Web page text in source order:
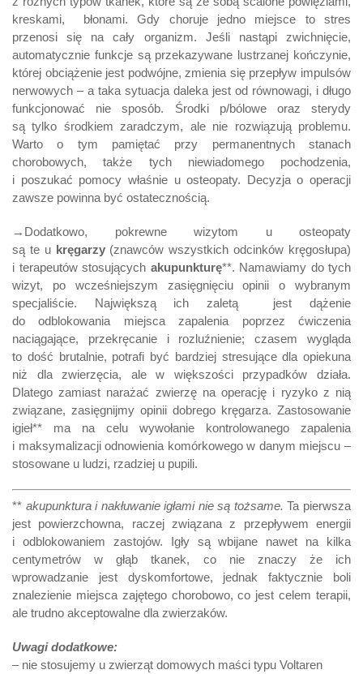
kreskami, błonami. Gdy choruje jedno miejsce to stres
przenosi się na cały organizm. Jeśli nastąpi zwichnięcie,
automatycznie funkcje są przekazywane lustrzanej kończynie,
której obciążenie jest podwójne, zmienia się przepływ impulsów
nerwowych – a taka sytuacja daleka jest od równowagi, i długo
funkcjonować nie sposób. Środki p/bólowe oraz sterydy
są tylko środkiem zaradczym, ale nie rozwiązują problemu.
Warto o tym pamiętać przy permanentnych stanach
chorobowych, także tych niewiadomego pochodzenia,
i poszukać pomocy właśnie u osteopaty. Decyzja o operacji
zawsze powinna być ostatecznością.
→Dodatkowo, pokrewne wizytom u osteopaty
są te u kręgarzy (znawców wszystkich odcinków kręgosłupa)
i terapeutów stosujących akupunkturę**. Namawiamy do tych
wizyt, po wcześniejszym zasięgnięciu opinii o wybranym
specjaliście. Największą ich zaletą jest dążenie
do odblokowania miejsca zapalenia poprzez ćwiczenia
naciągające, przekręcanie i rozluźnienie; czasem wygląda
to dość brutalnie, potrafi być bardziej stresujące dla opiekuna
niż dla zwierzęcia, ale w większości przypadków działa.
Dlatego zamiast narażać zwierzę na operację i ryzyko z nią
związane, zasięgnijmy opinii dobrego kręgarza. Zastosowanie
igieł** ma na celu wywołanie kontrolowanego zapalenia
i maksymalizacji odnowienia komórkowego w danym miejscu –
stosowane u ludzi, rzadziej u pupili.
** akupunktura i nakłuwanie igłami nie są tożsame. Ta pierwsza
jest powierzchowna, raczej związana z przepływem energii
i odblokowaniem zastojów. Igły są wbijane nawet na kilka
centymetrów w głąb tkanek, co nie znaczy że ich
wprowadzanie jest dyskomfortowe, jednak faktycznie boli
znalezienie miejsca zajętego chorobowo, co jest celem terapii,
ale trudno akceptowalne dla zwierzaków.
Uwagi dodatkowe:
– nie stosujemy u zwierząt domowych maści typu Voltaren